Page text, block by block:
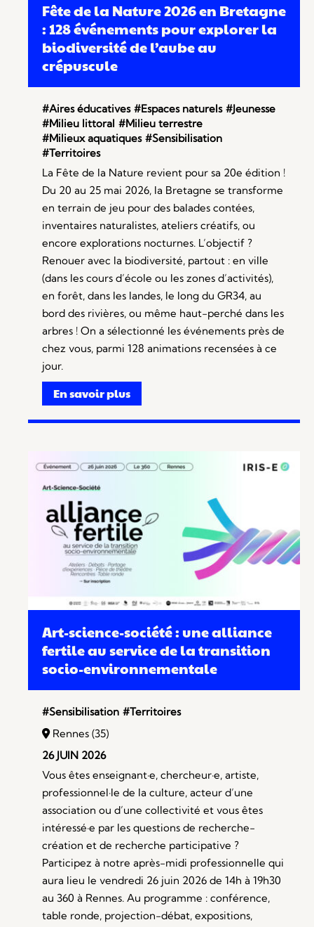
Fête de la Nature 2026 en Bretagne
: 128 événements pour explorer la
biodiversité de l’aube au
crépuscule
#Aires éducatives #Espaces naturels #Jeunesse
#Milieu littoral #Milieu terrestre
#Milieux aquatiques #Sensibilisation
#Territoires
La Fête de la Nature revient pour sa 20e édition !
Du 20 au 25 mai 2026, la Bretagne se transforme
en terrain de jeu pour des balades contées,
inventaires naturalistes, ateliers créatifs, ou
encore explorations nocturnes. L’objectif ?
Renouer avec la biodiversité, partout : en ville
(dans les cours d’école ou les zones d’activités),
en forêt, dans les landes, le long du GR34, au
bord des rivières, ou même haut-perché dans les
arbres ! On a sélectionné les événements près de
chez vous, parmi 128 animations recensées à ce
jour.
En savoir plus
Art-science-société : une alliance
fertile au service de la transition
socio-environnementale
#Sensibilisation #Territoires
Rennes (35)
26 JUIN 2026
Vous êtes enseignant·e, chercheur·e, artiste,
professionnel·le de la culture, acteur d’une
association ou d’une collectivité et vous êtes
intéressé·e par les questions de recherche-
création et de recherche participative ?
Participez à notre après-midi professionnelle qui
aura lieu le vendredi 26 juin 2026 de 14h à 19h30
au 360 à Rennes. Au programme : conférence,
table ronde, projection-débat, expositions,